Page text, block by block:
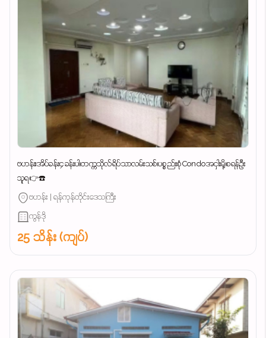
ဗဟန်း၊အိပ်ခန်း၄ခန်းပါ၊တက္ကသိုလ်ရိပ်သာလမ်းသစ်၊ပစ္စည်းစုံCondoအငှါးမို့၊စရန်ဦး
သူရ👉☎️
ဗဟန်း | ရန်ကုန်တိုင်းဒေသကြီး
ကွန်ဒို
25 သိန်း (ကျပ်)